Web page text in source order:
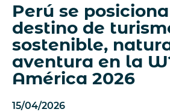
Perú se
destino de
sostenible,
aventura en la
América 2026
15/04/2026